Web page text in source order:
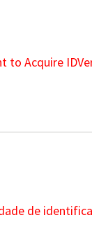
to Acquire
de